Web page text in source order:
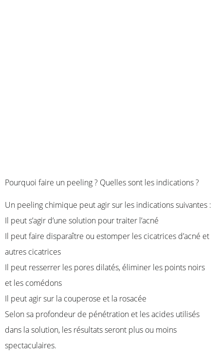
Pourquoi faire un peeling ? Quelles sont les indications ?
Un peeling chimique peut agir sur les indications suivantes :
Il peut s’agir d’une solution pour traiter l’acné
Il peut faire disparaître ou estomper les cicatrices d’acné et
autres cicatrices
Il peut resserrer les pores dilatés, éliminer les points noirs
et les comédons
Il peut agir sur la couperose et la rosacée
Selon sa profondeur de pénétration et les acides utilisés
dans la solution, les résultats seront plus ou moins
spectaculaires.